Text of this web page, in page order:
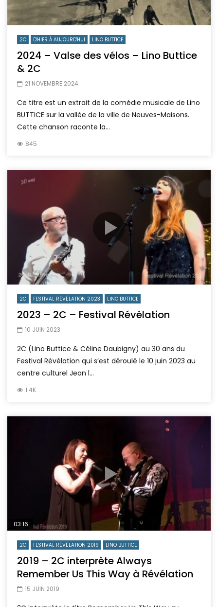
2C D'HIER À AUJOURD'HUI LINO BUTTICE
2024 – Valse des vélos – Lino Buttice
& 2C
21 NOVEMBRE 2024
Ce titre est un extrait de la comédie musicale de Lino
BUTTICE sur la vallée de la ville de Neuves-Maisons.
Cette chanson raconte la...
845
2C FESTIVAL RÉVÉLATION 2023 LINO BUTTICE
2023 – 2C – Festival Révélation
10 JUIN 2023
2C (Lino Buttice & Céline Daubigny) au 30 ans du
Festival Révélation qui s’est déroulé le 10 juin 2023 au
centre culturel Jean l...
1.4K
03:16
2C FESTIVAL RÉVÉLATION 2019 LINO BUTTICE
2019 – 2C interprète Always
Remember Us This Way à Révélation
15 JUIN 2019